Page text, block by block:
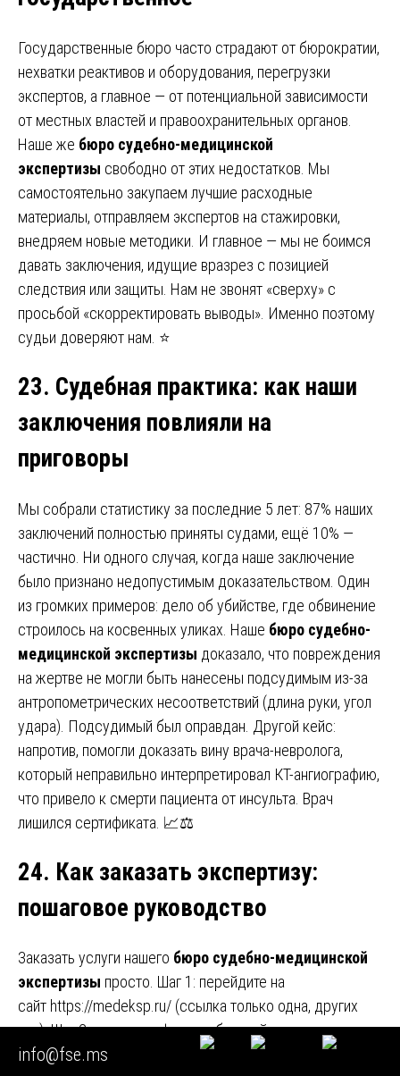
Государственные бюро часто страдают от бюрократии,
нехватки реактивов и оборудования, перегрузки
экспертов, а главное — от потенциальной зависимости
от местных властей и правоохранительных органов.
Наше же бюро судебно-медицинской
экспертизы свободно от этих недостатков. Мы
самостоятельно закупаем лучшие расходные
материалы, отправляем экспертов на стажировки,
внедряем новые методики. И главное — мы не боимся
давать заключения, идущие вразрез с позицией
следствия или защиты. Нам не звонят «сверху» с
просьбой «скорректировать выводы». Именно поэтому
судьи доверяют нам. ⭐
23. Судебная практика: как наши
заключения повлияли на
приговоры
Мы собрали статистику за последние 5 лет: 87% наших
заключений полностью приняты судами, ещё 10% —
частично. Ни одного случая, когда наше заключение
было признано недопустимым доказательством. Один
из громких примеров: дело об убийстве, где обвинение
строилось на косвенных уликах. Наше бюро судебно-
медицинской экспертизы доказало, что повреждения
на жертве не могли быть нанесены подсудимым из-за
антропометрических несоответствий (длина руки, угол
удара). Подсудимый был оправдан. Другой кейс:
напротив, помогли доказать вину врача-невролога,
который неправильно интерпретировал КТ-ангиографию,
что привело к смерти пациента от инсульта. Врач
лишился сертификата. 📈⚖️
24. Как заказать экспертизу:
пошаговое руководство
Заказать услуги нашего бюро судебно-медицинской
экспертизы просто. Шаг 1: перейдите на
сайт https://medeksp.ru/ (ссылка только одна, других
нет). Шаг 2: заполните форму обратной связи или
напишите на электронную почту (умышленно не
info@fse.ms